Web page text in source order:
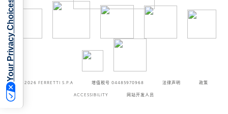
©2026 FERRETTI S.P.A 增值税号 04485970968 法律声明 政策
ACCESSIBILITY 网站开发人员
Your Privacy Choices